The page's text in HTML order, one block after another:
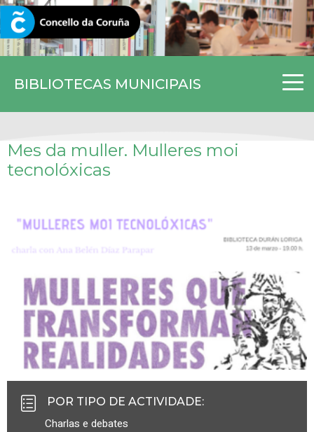
BIBLIOTECAS MUNICIPAIS
CORUNA.GAL
Mes da muller. Mulleres moi
tecnolóxicas
POR TIPO DE ACTIVIDADE:
Charlas e debates